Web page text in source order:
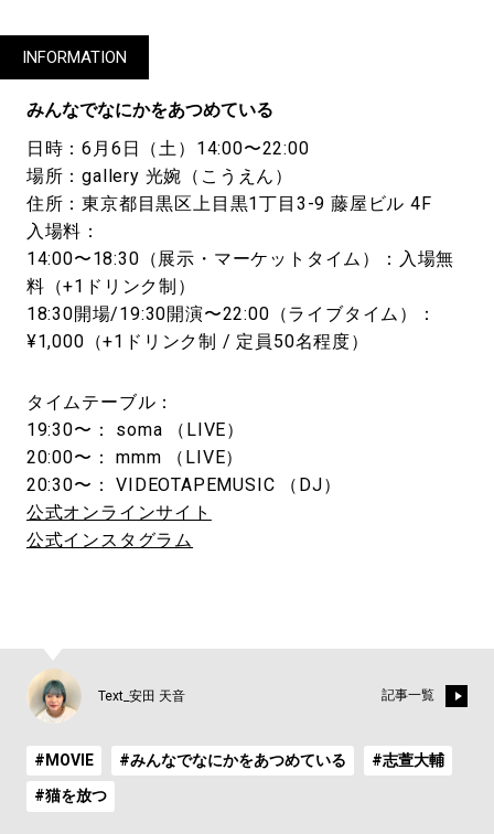
INFORMATION
みんなでなにかをあつめている
日時：6月6日（土）14:00〜22:00
場所：gallery 光婉（こうえん）
住所：東京都目黒区上目黒1丁目3-9 藤屋ビル 4F
入場料：
14:00〜18:30（展示・マーケットタイム）：入場無
料（+1ドリンク制）
18:30開場/19:30開演〜22:00（ライブタイム）：
¥1,000（+1ドリンク制 / 定員50名程度）
タイムテーブル：
19:30〜： soma （LIVE）
20:00〜： mmm （LIVE）
20:30〜： VIDEOTAPEMUSIC （DJ）
公式オンラインサイト
公式インスタグラム
Text_安田 天音 記事一覧
#MOVIE #みんなでなにかをあつめている #志萱⼤輔
#猫を放つ